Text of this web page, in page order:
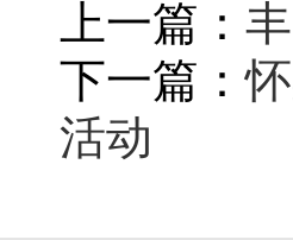
上一篇：
下一篇：
活动